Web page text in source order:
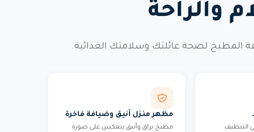
والراحة
المطبخ لصحة عائلتك وسلامتك الغذائية.
التنظيف
مظهر منزل أنيق وضيافة فاخرة
مطبخ براق وأنيق ينعكس على صورة